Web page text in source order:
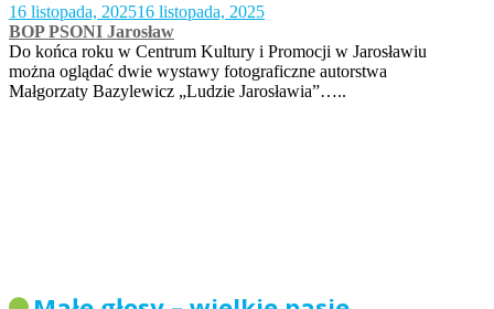
16 listopada, 202516 listopada, 2025
BOP PSONI Jarosław
Do końca roku w Centrum Kultury i Promocji w Jarosławiu
można oglądać dwie wystawy fotograficzne autorstwa
Małgorzaty Bazylewicz „Ludzie Jarosławia”…..